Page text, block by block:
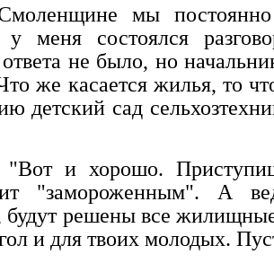
мы постоянно
у меня состоялся
не было, но
же касается жилья, то
детский сад
и хорошо.
"замороженным". А
будут решены все
и для твоих молодых.